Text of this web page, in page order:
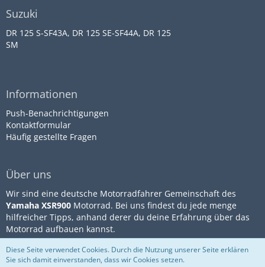
Suzuki
DR 125 S-SF43A, DR 125 SE-SF44A, DR 125
SM
Informationen
Push-Benachrichtigungen
Kontaktformular
Häufig gestellte Fragen
Über uns
Wir sind eine deutsche Motorradfahrer Gemeinschaft des
Yamaha XSR900 Motorrad. Bei uns findest du jede menge
hilfreicher Tipps, anhand derer du deine Erfahrung über das
Motorrad aufbauen kannst.
Community-Software:WoltLab Impressum
Diese Seite verwendet Cookies. Durch die Nutzung unserer Seite erklären
Sie sich damit einverstanden, dass wir Cookies setzen.